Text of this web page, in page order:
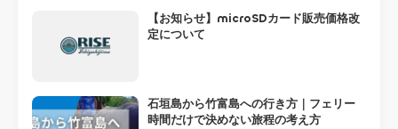
【お知らせ】microSDカード販売価格改
定について
石垣島から竹富島への行き方｜フェリー
時間だけで決めない旅程の考え方